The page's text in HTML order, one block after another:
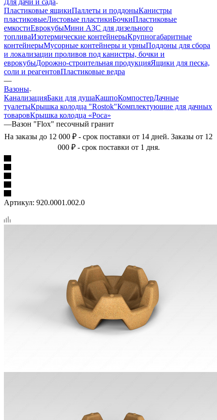
Пластиковые ящикиПаллеты и поддоныКанистры
пластиковыеЛистовые пластикиБочкиПластиковые
емкостиЕврокубыМини АЗС для дизельного
топливаИзотермические контейнерыКрупногабаритные
контейнерыМусорные контейнеры и урныПоддоны для сбора
и локализации проливов под канистры, бочки и
еврокубыДорожно-строительная продукцияЯщики для песка,
соли и реагентовПластиковые ведра
—
Вазоны
КанализацияБаки для душаКашпоКомпостерДачные
туалетыКрышка колодца "Rostok"Комплектующие для дачных
товаровКрышка колодца «Роса»
—Вазон "Flox" песочный гранит
На заказы до 12 000 ₽ - срок поставки от 14 дней. Заказы от 12
000 ₽ - срок поставки от 1 дня.
Артикул: 920.0001.002.0